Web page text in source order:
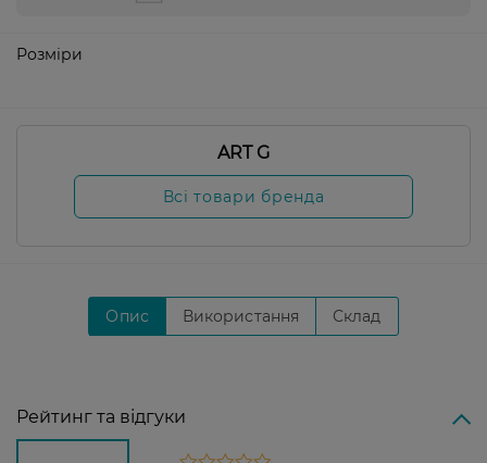
Розміри
ART G
Всі товари бренда
Опис Використання Склад
Рейтинг та відгуки